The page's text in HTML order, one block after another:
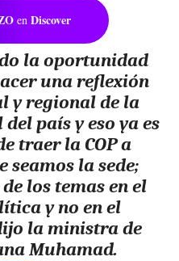
en Discover
la oportunidad
una reflexión
y regional de la
país y eso ya es
traer la COP a
seamos la sede;
los temas en el
y no en el
la ministra de
Muhamad.